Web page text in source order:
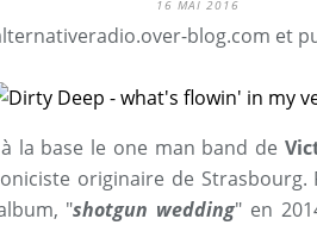
16 MAI 2016
blog.com et
la base le one man band de
originaire de Strasbourg.
"shotgun wedding" en